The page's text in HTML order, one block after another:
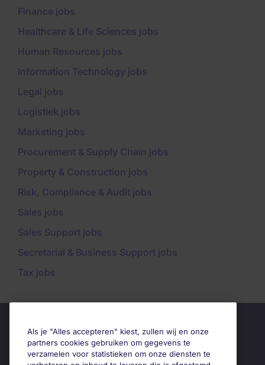
Finance jobs
Healthcare & Life Sciences jobs
Human Resources jobs
Information Technology jobs
Legal jobs
Logistiek jobs
Marketing jobs
Procurement & Supply Chain jobs
Property & Construction jobs
Risk, Compliance & Audit jobs
Sales jobs
Sales Support jobs
Secretarial & Business Support jobs
Tax jobs
Als je "Alles accepteren" kiest, zullen wij en onze
partners cookies gebruiken om gegevens te
verzamelen voor statistieken om onze diensten te